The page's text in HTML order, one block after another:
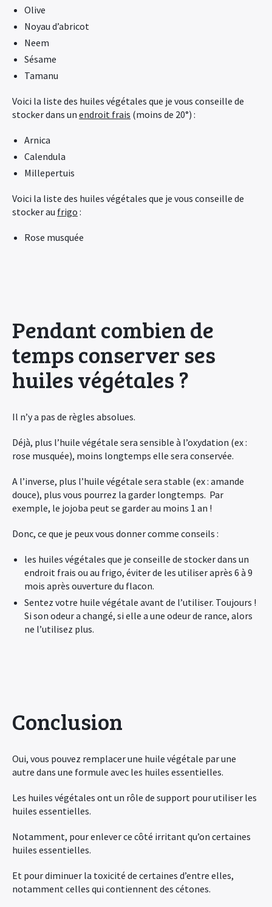
Olive
Noyau d’abricot
Neem
Sésame
Tamanu
Voici la liste des huiles végétales que je vous conseille de
stocker dans un endroit frais (moins de 20°) :
Arnica
Calendula
Millepertuis
Voici la liste des huiles végétales que je vous conseille de
stocker au frigo :
Rose musquée
Pendant combien de
temps conserver ses
huiles végétales ?
Il n’y a pas de règles absolues.
Déjà, plus l’huile végétale sera sensible à l’oxydation (ex :
rose musquée), moins longtemps elle sera conservée.
A l’inverse, plus l’huile végétale sera stable (ex : amande
douce), plus vous pourrez la garder longtemps. Par
exemple, le jojoba peut se garder au moins 1 an !
Donc, ce que je peux vous donner comme conseils :
les huiles végétales que je conseille de stocker dans un
endroit frais ou au frigo, éviter de les utiliser après 6 à 9
mois après ouverture du flacon.
Sentez votre huile végétale avant de l’utiliser. Toujours !
Si son odeur a changé, si elle a une odeur de rance, alors
ne l’utilisez plus.
Conclusion
Oui, vous pouvez remplacer une huile végétale par une
autre dans une formule avec les huiles essentielles.
Les huiles végétales ont un rôle de support pour utiliser les
huiles essentielles.
Notamment, pour enlever ce côté irritant qu’on certaines
huiles essentielles.
Et pour diminuer la toxicité de certaines d’entre elles,
notamment celles qui contiennent des cétones.